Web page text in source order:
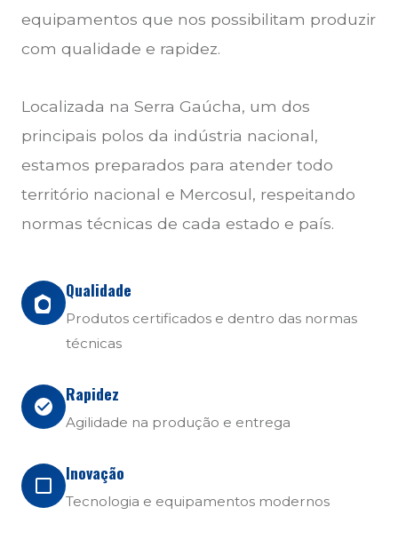
equipamentos que nos possibilitam produzir
com qualidade e rapidez.
Localizada na Serra Gaúcha, um dos
principais polos da indústria nacional,
estamos preparados para atender todo
território nacional e Mercosul, respeitando
normas técnicas de cada estado e país.
Qualidade
Produtos certificados e dentro das normas
técnicas
Rapidez
Agilidade na produção e entrega
Inovação
Tecnologia e equipamentos modernos